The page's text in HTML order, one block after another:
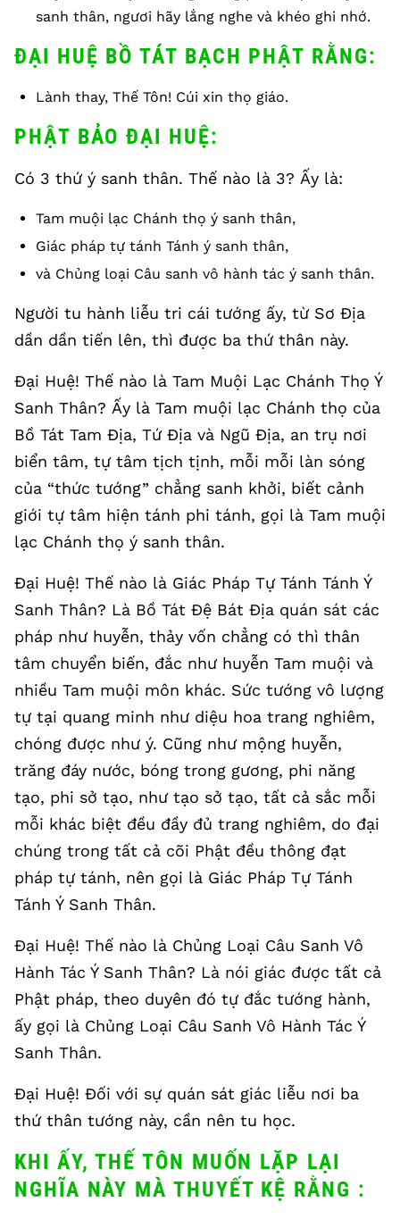
sanh thân, ngươi hãy lắng nghe và khéo ghi nhớ.
ĐẠI HUỆ BỒ TÁT BẠCH PHẬT RẰNG:
Lành thay, Thế Tôn! Cúi xin thọ giáo.
PHẬT BẢO ĐẠI HUỆ:
Có 3 thứ ý sanh thân. Thế nào là 3? Ấy là:
Tam muội lạc Chánh thọ ý sanh thân,
Giác pháp tự tánh Tánh ý sanh thân,
và Chủng loại Câu sanh vô hành tác ý sanh thân.
Người tu hành liễu tri cái tướng ấy, từ Sơ Địa
dần dần tiến lên, thì được ba thứ thân này.
Đại Huệ! Thế nào là Tam Muội Lạc Chánh Thọ Ý
Sanh Thân? Ấy là Tam muội lạc Chánh thọ của
Bồ Tát Tam Địa, Tứ Địa và Ngũ Địa, an trụ nơi
biển tâm, tự tâm tịch tịnh, mỗi mỗi làn sóng
của “thức tướng” chẳng sanh khởi, biết cảnh
giới tự tâm hiện tánh phi tánh, gọi là Tam muội
lạc Chánh thọ ý sanh thân.
Đại Huệ! Thế nào là Giác Pháp Tự Tánh Tánh Ý
Sanh Thân? Là Bồ Tát Đệ Bát Địa quán sát các
pháp như huyễn, thảy vốn chẳng có thì thân
tâm chuyển biến, đắc như huyễn Tam muội và
nhiều Tam muội môn khác. Sức tướng vô lượng
tự tại quang minh như diệu hoa trang nghiêm,
chóng được như ý. Cũng như mộng huyễn,
trăng đáy nước, bóng trong gương, phi năng
tạo, phi sở tạo, như tạo sở tạo, tất cả sắc mỗi
mỗi khác biệt đều đầy đủ trang nghiêm, do đại
chúng trong tất cả cõi Phật đều thông đạt
pháp tự tánh, nên gọi là Giác Pháp Tự Tánh
Tánh Ý Sanh Thân.
Đại Huệ! Thế nào là Chủng Loại Câu Sanh Vô
Hành Tác Ý Sanh Thân? Là nói giác được tất cả
Phật pháp, theo duyên đó tự đắc tướng hành,
ấy gọi là Chủng Loại Câu Sanh Vô Hành Tác Ý
Sanh Thân.
Đại Huệ! Đối với sự quán sát giác liễu nơi ba
thứ thân tướng này, cần nên tu học.
KHI ẤY, THẾ TÔN MUỐN LẶP LẠI
NGHĨA NÀY MÀ THUYẾT KỆ RẰNG :